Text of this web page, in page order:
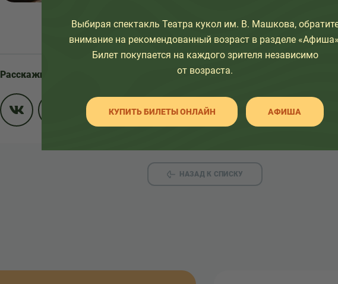
Расскажите друзьям:
НАЗАД К СПИСКУ
Выбирая спектакль Театра кукол им. В. Машкова,
внимание на рекомендованный возраст в разделе
Билет покупается на каждого зрителя независимо
от возраста.
КУПИТЬ БИЛЕТЫ ОНЛАЙН АФИША